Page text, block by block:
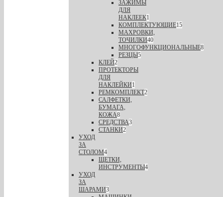
ЗАЖИМЫ
ДЛЯ
НАКЛЕЕК1
КОМПЛЕКТУЮЩИЕ15
МАХРОВКИ,
ТОЧИЛКИ40
МНОГОФУНКЦИОНАЛЬНЫЕ8
РЕЗЦЫ5
КЛЕЙ2
ПРОТЕКТОРЫ
ДЛЯ
НАКЛЕЙКИ1
РЕМКОМПЛЕКТ2
САЛФЕТКИ,
БУМАГА,
КОЖА8
СРЕДСТВА3
СТАНКИ2
УХОД
ЗА
СТОЛОМ4
ЩЕТКИ,
ИНСТРУМЕНТЫ4
УХОД
ЗА
ШАРАМИ3